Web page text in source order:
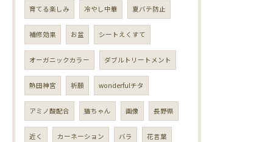
育てる楽しみ 冷やし中華 夏バテ防止
補修効果 お盆 シートえくすて
オーガニックカラー ダブルトリートメント
熱田神宮 祈願 wonderfulチタ
アミノ酸配合 猫ちゃん 画像 長野県
近く カーネーション バラ 花言葉